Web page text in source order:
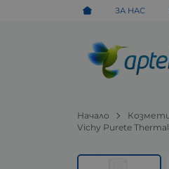
ЗА НАС
Начало
Vichy Purete